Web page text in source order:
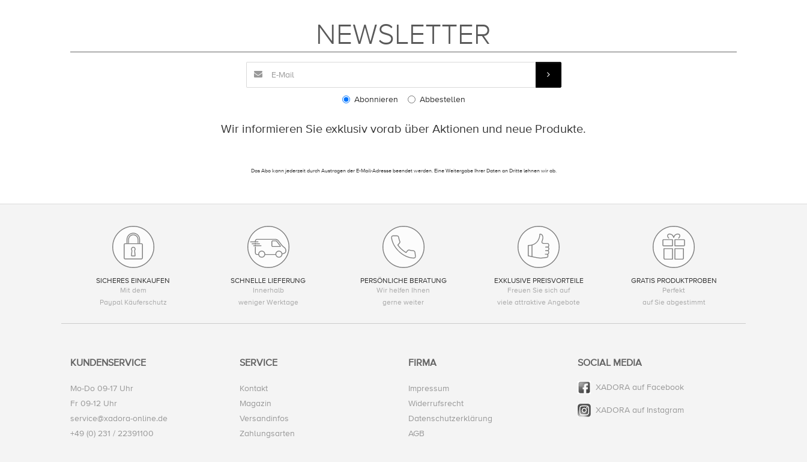
NEWSLETTER
Abonnieren Abbestellen
Wir informieren Sie exklusiv vorab über Aktionen und neue Produkte.
Das Abo kann jederzeit durch Austragen der E-Mail-Adresse beendet werden. Eine Weitergabe Ihrer Daten an Dritte lehnen wir ab.
SICHERES EINKAUFEN
Mit dem
Paypal Käuferschutz
SCHNELLE LIEFERUNG
Innerhalb
weniger Werktage
PERSÖNLICHE BERATUNG
Wir helfen Ihnen
gerne weiter
EXKLUSIVE PREISVORTEILE
Freuen Sie sich auf
viele attraktive Angebote
GRATIS PRODUKTPROBEN
Perfekt
auf Sie abgestimmt
KUNDENSERVICE
Mo-Do 09-17 Uhr
Fr 09-12 Uhr
service@xadora-online.de
+49 (0) 231 / 22391100
SERVICE
Kontakt
Magazin
Versandinfos
Zahlungsarten
FIRMA
Impressum
Widerrufsrecht
Datenschutzerklärung
AGB
SOCIAL MEDIA
XADORA auf Facebook
XADORA auf Instagram